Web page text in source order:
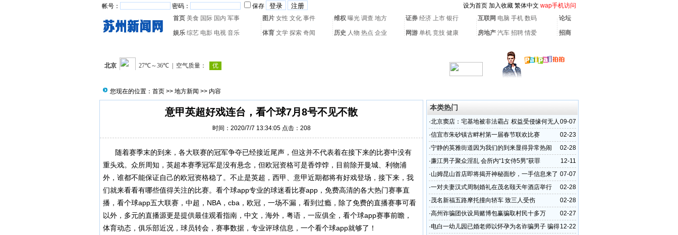
帐号： 密码： 保存 设为首页 加入收藏 繁体中文 wap手机访问
首页 美食 国际 国内 军事 图片 女性 文化 事件 维权 曝光 调查 地方 证券 经济 上市 银行 互联网 电脑 手机 数码 论坛
娱乐 综艺 电影 电视 音乐 体育 文学 探索 奇闻 历史 人物 热点 企业 网游 单机 竞技 健康 房地产 汽车 招聘 情爱 招商
您现在的位置： 首页 >> 地方新闻 >> 内容
意甲英超好戏连台，看个球7月8号不见不散
时间：2020/7/7 13:34:05 点击： 208
随着赛季末的到来，各大联赛的冠军争夺已经接近尾声，但这并不代表着在接下来的比赛中没有
重头戏。众所周知，英超本赛季冠军是没有悬念，但欧冠资格可是香饽饽，目前除开曼城、利物浦
外，谁都不能保证自己的欧冠资格稳了。不止是英超，西甲、意甲近期都将有好戏登场，接下来，我
们就来看看有哪些值得关注的比赛。看个球app专业的球迷看比赛app，免费高清的各大热门赛事直
播，看个球app五大联赛，中超，NBA，cba，欧冠，一场不漏，看到过瘾，除了免费的直播赛事可看
以外，多元的直播源更是提供最佳观看指南，中文，海外，粤语，一应俱全，看个球app赛事前瞻，
体育动态，俱乐部近况，球员转会，赛事数据，专业评球信息，一个看个球app就够了！
本类热门
09-07
·北京窦店：宅基地被非法霸占 权益受侵缘何无人
问津
02-23
·信宜市朱砂镇古畔村第一届春节联欢比赛
02-28
·宁静的英雅街道因为我们的到来显得异常热闹
12-11
·廉江男子聚众淫乱 会所内“1女侍5男”获罪
07-07
·山姆昆山首店即将揭开神秘面纱，一手信息来了
02-28
·一对夫妻汉式周制婚礼在茂名颐天年酒店举行
02-28
·茂名新福五路摩托撞向轿车 致三人受伤
02-27
·高州诈骗团伙设局赌博包赢骗取村民十多万
12-22
·电白一幼儿园已婚老师以怀孕为名诈骗男子 骗得